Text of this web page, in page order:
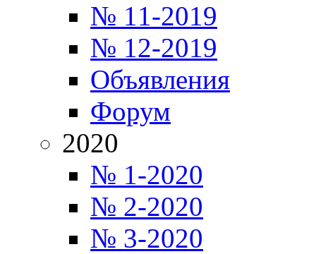
№ 11-2019
№ 12-2019
Объявления
Форум
2020
№ 1-2020
№ 2-2020
№ 3-2020